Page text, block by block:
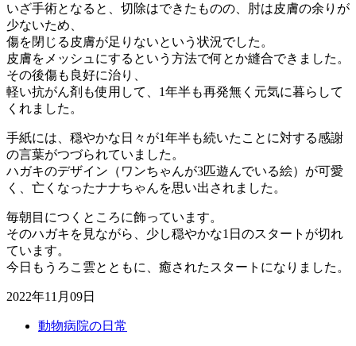
いざ手術となると、切除はできたものの、肘は皮膚の余りが
少ないため、
傷を閉じる皮膚が足りないという状況でした。
皮膚をメッシュにするという方法で何とか縫合できました。
その後傷も良好に治り、
軽い抗がん剤も使用して、1年半も再発無く元気に暮らして
くれました。
手紙には、穏やかな日々が1年半も続いたことに対する感謝
の言葉がつづられていました。
ハガキのデザイン（ワンちゃんが3匹遊んでいる絵）が可愛
く、亡くなったナナちゃんを思い出されました。
毎朝目につくところに飾っています。
そのハガキを見ながら、少し穏やかな1日のスタートが切れ
ています。
今日もうろこ雲とともに、癒されたスタートになりました。
2022年11月09日
動物病院の日常